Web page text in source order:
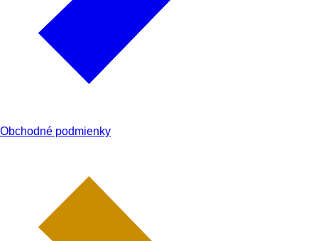
Obchodné podmienky